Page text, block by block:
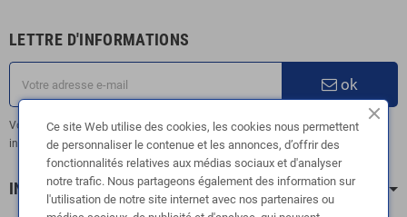
LETTRE D'INFORMATIONS
ok
Vous pouvez vous désinscrire à tout moment. Vous trouverez pour cela nos
informations de contact dans les conditions d'utilisation du site.
INFORMATION
Ce site Web utilise des cookies, les cookies nous permettent
de personnaliser le contenue et les annonces, d’offrir des
fonctionnalités relatives aux médias sociaux et d'analyser
notre trafic. Nous partageons également des information sur
l'utilisation de notre site internet avec nos partenaires ou